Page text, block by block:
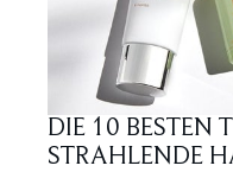
DIE 10 BESTEN
STRAHLENDE